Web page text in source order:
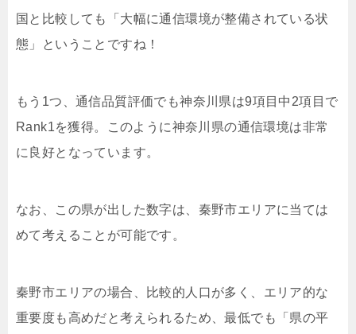
国と比較しても「大幅に通信環境が整備されている状
態」ということですね！
もう1つ、通信品質評価でも神奈川県は9項目中2項目で
Rank1を獲得。このように神奈川県の通信環境は非常
に良好となっています。
なお、この県が出した数字は、秦野市エリアに当ては
めて考えることが可能です。
秦野市エリアの場合、比較的人口が多く、エリア的な
重要度も高めだと考えられるため、最低でも「県の平